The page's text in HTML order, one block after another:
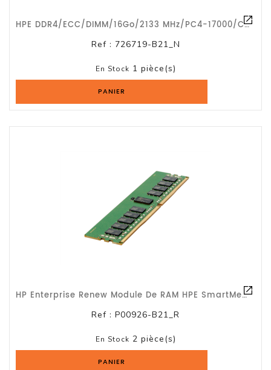
HPE DDR4/ECC/DIMM/16Go/2133 MHz/PC4-17000/CL15/G1a
Ref : 726719-B21_N
En Stock 1 pièce(s)
PANIER
HP Enterprise Renew Module De RAM HPE SmartMemory Pour Serveur - 64 Go - DDR4-29
Ref : P00926-B21_R
En Stock 2 pièce(s)
PANIER